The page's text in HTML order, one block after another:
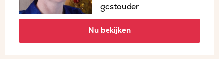
gastouder
Nu bekijken